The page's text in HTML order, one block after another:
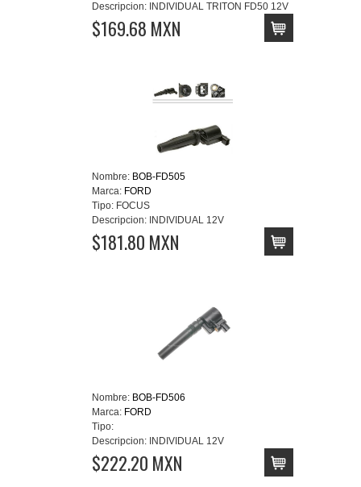
Descripcion: INDIVIDUAL TRITON FD50 12V
$169.68 MXN
Nombre: BOB-FD505
Marca: FORD
Tipo: FOCUS
Descripcion: INDIVIDUAL 12V
$181.80 MXN
Nombre: BOB-FD506
Marca: FORD
Tipo:
Descripcion: INDIVIDUAL 12V
$222.20 MXN